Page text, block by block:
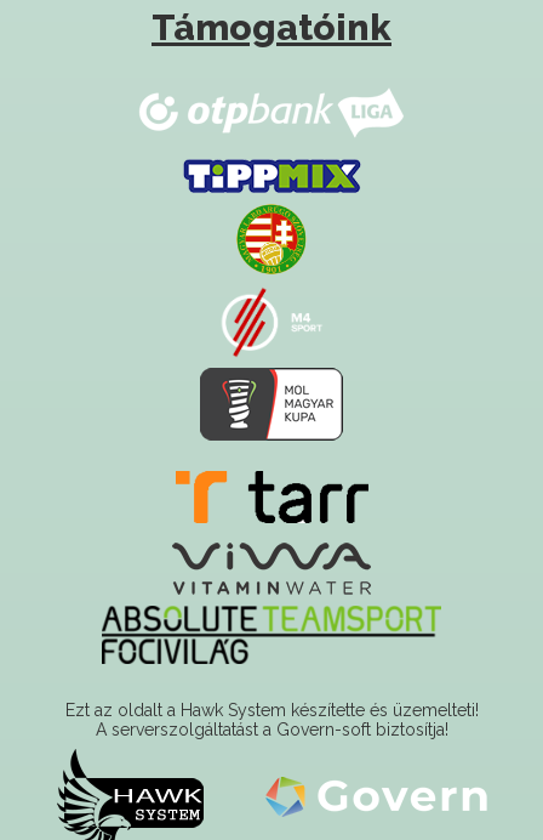
Ezt az oldalt a Hawk System készítette és üzemelteti!